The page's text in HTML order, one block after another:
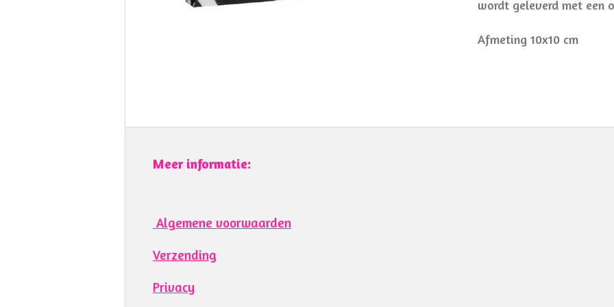
wordt geleverd met een
Afmeting 10x10 cm
Meer informatie:
Algemene voorwaarden
Verzending
Privacy